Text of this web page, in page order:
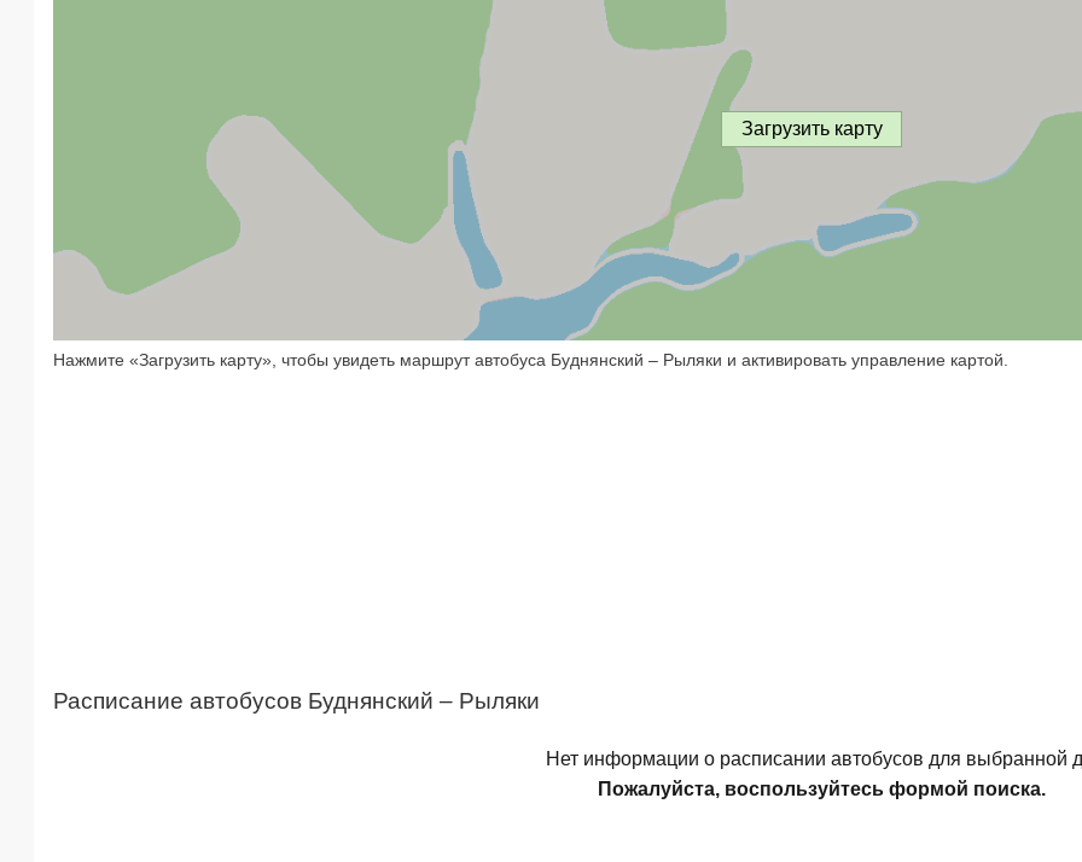
Загрузить карту
Нажмите «Загрузить карту», чтобы увидеть маршрут автобуса Буднянский – Рыляки и активировать управление картой.
Расписание автобусов Буднянский – Рыляки
Нет информации о расписании автобусов для выбранной
Пожалуйста, воспользуйтесь формой поиска.